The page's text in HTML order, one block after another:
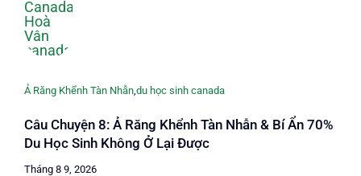
Ả Răng Khểnh Tàn Nhẫn du học sinh canada
Câu Chuyện 8: Ả Răng Khểnh Tàn Nhẫn & Bí Ẩn 70%
Du Học Sinh Không Ở Lại Được
Tháng 8 9, 2026